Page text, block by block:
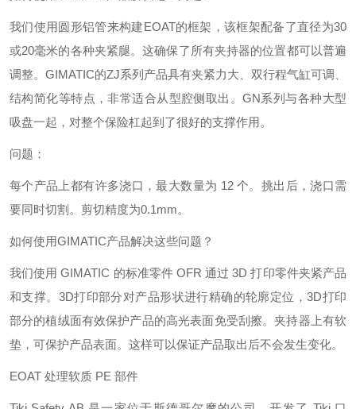
我们使用圆形铝管来构建EOAT的框架，该框架配备了直径为30
或20毫米的各种夹紧腿。这确保了所有夹持器的位置都可以普遍
调整。GIMATIC的ZJ系列产品具有夹紧力大、双行程气缸可调、
结构简化等特点，非常适合从型腔侧取出。GN系列与各种大型
吸盘一起，对整个保险杠起到了很好的支撑作用。
问题：
每个产品上都有许多浇口，最大数量为 12 个。挑出后，浇口需
要同时切割。剪切精度为0.1mm。
如何使用GIMATIC产品解决这些问题？
我们使用 GIMATIC 的标准零件 OFR 通过 3D 打印零件夹紧产品
和支撑。3D打印部分对产品形状进行精确的轮廓定位，3D打印
部分的植绒面有效保护产品的高光表面免受刮擦。夹持器上有软
垫，可保护产品表面。这样可以保证产品取出后不会发生变化。
EOAT 处理软质 PE 部件